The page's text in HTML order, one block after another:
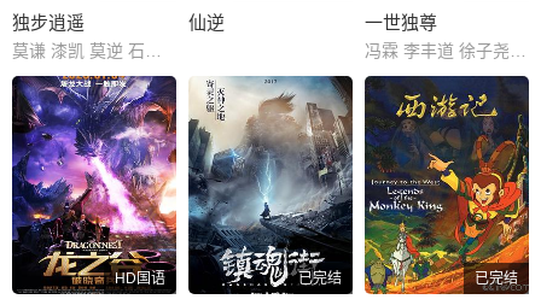
独步逍遥 仙逆 一世独尊
HD国语 已完结 已完结